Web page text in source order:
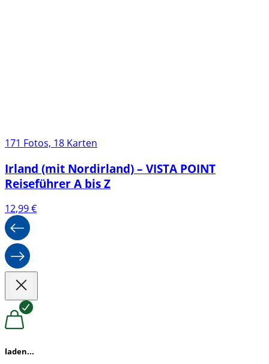
171 Fotos, 18 Karten
Irland (mit Nordirland) – VISTA POINT
Reiseführer A bis Z
12,99€
laden...